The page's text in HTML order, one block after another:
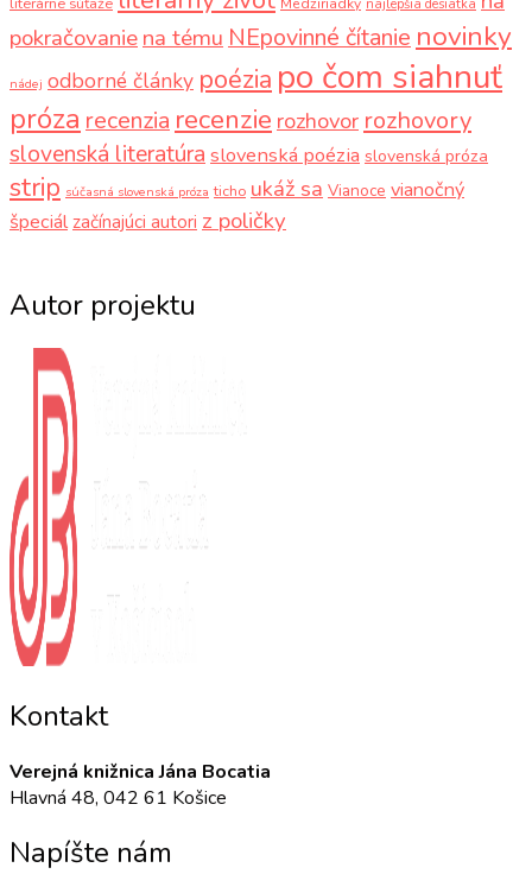
najlepšia desiatka
pokračovaniena tému NEpovinné čítanie novinky
nádej odborné články poézia po čom siahnuť
próza recenzia recenzie rozhovor rozhovory
slovenská literatúra slovenská poézia slovenská próza
strip súčasná slovenská próza ticho ukáž sa Vianoce vianočný
špeciál začínajúci autori z poličky
Autor projektu
Kontakt
Verejná knižnica Jána Bocatia
Hlavná 48, 042 61 Košice
Napíšte nám